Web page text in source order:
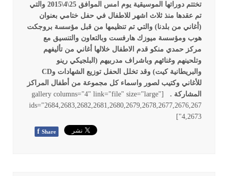
تختتم دوراتها الموسيقية يوم امس الموافق 25\4\2015 والتي
تم عقدها منذ ثلاث اشهر للاطفال في حفل ختامي بعنوان
(أغاني من بلدنا) والتي تم تنظيمها من قبل مؤسسة بروجكت
هوب ومؤسسة ميوزك هارفست وبالتعاون والتنسيق مع
مركز حمدي منكو قدم الاطفال خلالها أغاني من تأليفهم
وتلحينهم وغنائهم وباشراف مدربيهم (البلجيكي رينو
والبريطانية كيت) وقد تخلل الحفل توزيع الشهادات وCD
للأغاني وكتيب لصور واسماء كل مجموعة من أطفال المراكز
المشاركة .
[gallery columns="4" link="file" size="large"
ids="2684,2683,2682,2681,2680,2679,2678,2677,2676,267
4,2673"]
f Share